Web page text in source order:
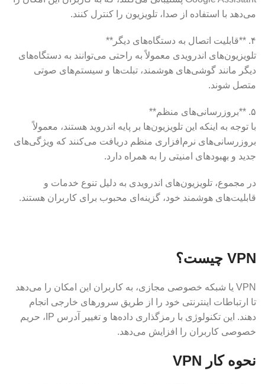
می‌دهد با استفاده از صدا، تلویزیون را کنترل کنند.
۴. **قابلیت اتصال به دستگاه‌های دیگر**
تلویزیون‌های اندرویدی معمولاً به راحتی می‌توانند به دستگاه‌های
دیگر مانند گوشی‌های هوشمند، تبلت‌ها و سیستم‌های صوتی
متصل شوند.
۵. **بروزرسانی‌های منظم**
با توجه به اینکه این تلویزیون‌ها بر پایه اندروید هستند، معمولاً
بروزرسانی‌های نرم‌افزاری منظم دریافت می‌کنند که ویژگی‌های
جدید و بهبودهای امنیتی را به همراه دارد.
در مجموع، تلویزیون‌های اندرویدی به دلیل تنوع خدمات و
قابلیت‌های هوشمند خود، گزینه‌ای محبوب برای کاربران هستند.
VPN چیست؟
VPN یا شبکه خصوصی مجازی، به کاربران این امکان را می‌دهد
تا ارتباطات اینترنتی خود را از طریق سرورهای خارجی انجام
دهند. این تکنولوژی با رمزگذاری داده‌ها و تغییر آدرس IP، حریم
خصوصی کاربران را افزایش می‌دهد.
نحوه کار VPN